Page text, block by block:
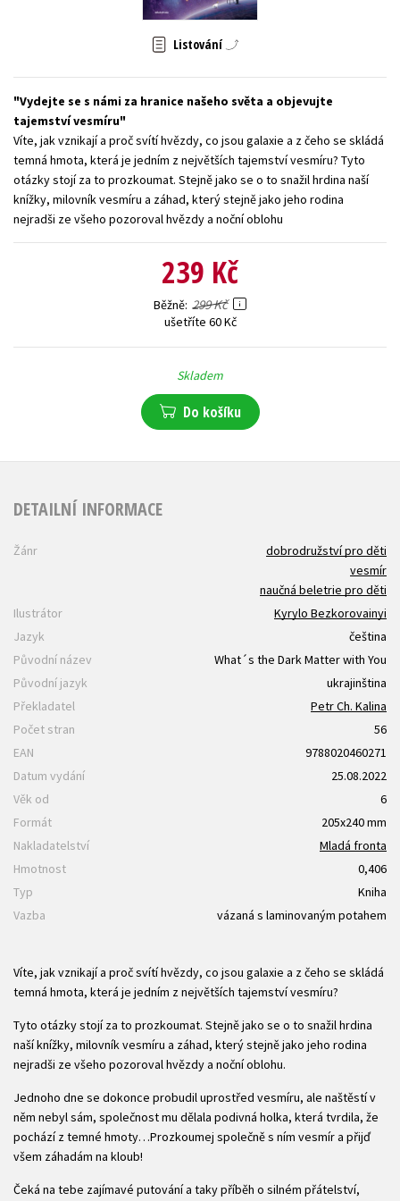
Zahraniční literatura
Listování
Vydejte se s námi za hranice našeho světa a objevujte
tajemství vesmíru
Víte, jak vznikají a proč svítí hvězdy, co jsou galaxie a z čeho se skládá
temná hmota, která je jedním z největších tajemství vesmíru? Tyto
otázky stojí za to prozkoumat. Stejně jako se o to snažil hrdina naší
knížky, milovník vesmíru a záhad, který stejně jako jeho rodina
nejradši ze všeho pozoroval hvězdy a noční oblohu
239 Kč
Běžně 299 Kč
ušetříte 60 Kč
Skladem
Do košíku
DETAILNÍ INFORMACE
Žánr
dobrodružství pro děti
vesmír
naučná beletrie pro děti
Ilustrátor
Kyrylo Bezkorovainyi
Jazyk
čeština
Původní název
What´s the Dark Matter with You
Původní jazyk
ukrajinština
Překladatel
Petr Ch. Kalina
Počet stran
56
EAN
9788020460271
Datum vydání
25.08.2022
Věk od
6
Formát
205x240 mm
Nakladatelství
Mladá fronta
Hmotnost
0,406
Typ
Kniha
Vazba
vázaná s laminovaným potahem
Víte, jak vznikají a proč svítí hvězdy, co jsou galaxie a z čeho se skládá
temná hmota, která je jedním z největších tajemství vesmíru?
Tyto otázky stojí za to prozkoumat. Stejně jako se o to snažil hrdina
naší knížky, milovník vesmíru a záhad, který stejně jako jeho rodina
nejradši ze všeho pozoroval hvězdy a noční oblohu.
Jednoho dne se dokonce probudil uprostřed vesmíru, ale naštěstí v
něm nebyl sám, společnost mu dělala podivná holka, která tvrdila, že
pochází z temné hmoty…Prozkoumej společně s ním vesmír a přijď
všem záhadám na kloub!
Čeká na tebe zajímavé putování a taky příběh o silném přátelství,